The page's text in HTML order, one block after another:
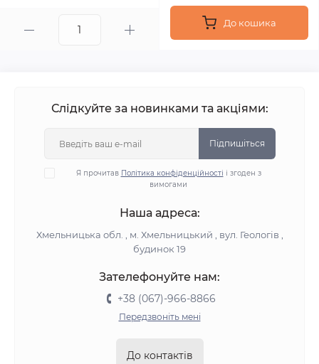
До кошика
Слідкуйте за новинками та акціями:
Підпишіться
Я прочитав Політика конфіденційності і згоден з
вимогами
Наша адреса:
Хмельницька обл. , м. Хмельницький , вул. Геологів ,
будинок 19
Зателефонуйте нам:
+38 (067)-966-8866
Передзвоніть мені
До контактів